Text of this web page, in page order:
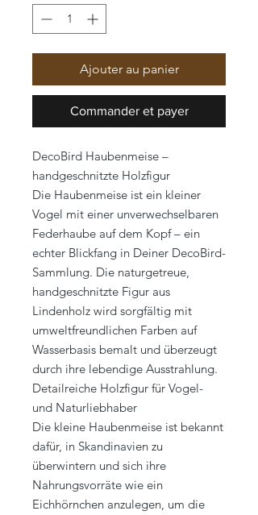
Ajouter au panier
Commander et payer
DecoBird Haubenmeise –
handgeschnitzte Holzfigur
Die Haubenmeise ist ein kleiner
Vogel mit einer unverwechselbaren
Federhaube auf dem Kopf – ein
echter Blickfang in Deiner DecoBird-
Sammlung. Die naturgetreue,
handgeschnitzte Figur aus
Lindenholz wird sorgfältig mit
umweltfreundlichen Farben auf
Wasserbasis bemalt und überzeugt
durch ihre lebendige Ausstrahlung.
Detailreiche Holzfigur für Vogel-
und Naturliebhaber
Die kleine Haubenmeise ist bekannt
dafür, in Skandinavien zu
überwintern und sich ihre
Nahrungsvorräte wie ein
Eichhörnchen anzulegen, um die